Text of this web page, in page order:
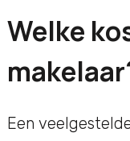
Welke
Een